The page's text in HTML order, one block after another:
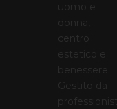
uomo e
donna,
centro
estetico e
benessere.
Gestito da
professionisti